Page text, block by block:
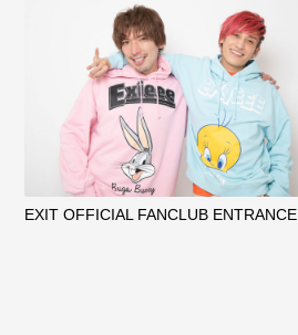
EXIT OFFICIAL FANCLUB ENTRANCE